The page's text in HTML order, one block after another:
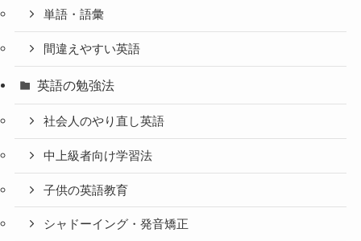
単語・語彙
間違えやすい英語
英語の勉強法
社会人のやり直し英語
中上級者向け学習法
子供の英語教育
シャドーイング・発音矯正